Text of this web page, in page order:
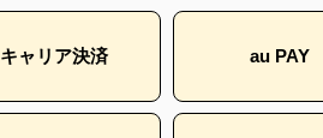
キャリア決済 au PAY